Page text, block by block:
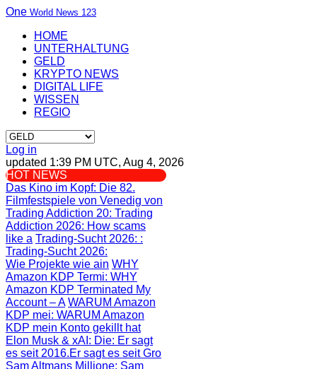
One World News 123
HOME
UNTERHALTUNG
GELD
KRYPTO NEWS
DIGITAL LIFE
WISSEN
REGIO
Log in
updated 1:39 PM UTC, Aug 4, 2026
HOT NEWS
Das Kino im Kopf: Die 82.
Filmfestspiele von Venedig von
Trading Addiction 20: Trading
Addiction 2026: How scams
like a Trading-Sucht 2026: :
Trading-Sucht 2026:
Wie Projekte wie ain WHY
Amazon KDP Termi: WHY
Amazon KDP Terminated My
Account – A WARUM Amazon
KDP mei: WARUM Amazon
KDP mein Konto gekillt hat
Elon Musk & xAI: Die: Er sagt
es seit 2016.Er sagt es seit Gro
Sam Altmans Millione: Sam